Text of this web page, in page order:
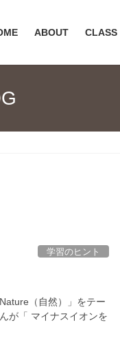
ABOUT CLASS
学習のヒント
（自然）」をテー
が「 マイナスイオンを